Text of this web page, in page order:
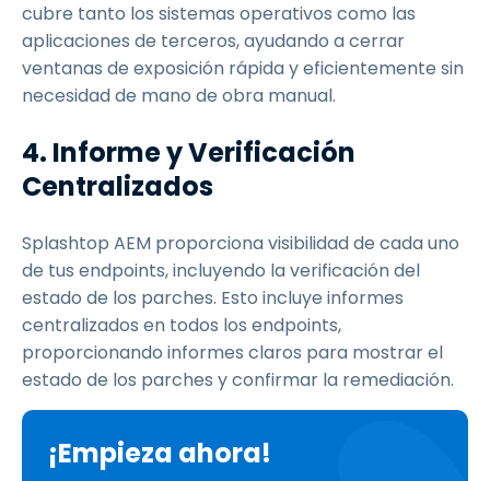
cubre tanto los sistemas operativos como las
aplicaciones de terceros, ayudando a cerrar
ventanas de exposición rápida y eficientemente sin
necesidad de mano de obra manual.
4. Informe y Verificación
Centralizados
Splashtop AEM proporciona visibilidad de cada uno
de tus endpoints, incluyendo la verificación del
estado de los parches. Esto incluye informes
centralizados en todos los endpoints,
proporcionando informes claros para mostrar el
estado de los parches y confirmar la remediación.
¡Empieza ahora!